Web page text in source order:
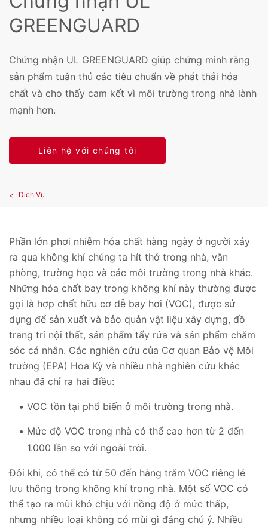
GREENGUARD
Chứng nhận UL GREENGUARD giúp chứng minh rằng
sản phẩm tuân thủ các tiêu chuẩn về phát thải hóa
chất và cho thấy cam kết vì môi trường trong nhà lành
mạnh hơn.
Liên hệ với chúng tôi
Dịch Vụ
Phần lớn phơi nhiễm hóa chất hàng ngày ở người xảy
ra qua không khí chúng ta hít thở trong nhà, văn
phòng, trường học và các môi trường trong nhà khác.
Những hóa chất bay trong không khí này thường được
gọi là hợp chất hữu cơ dễ bay hơi (VOC), được sử
dụng để sản xuất và bảo quản vật liệu xây dựng, đồ
trang trí nội thất, sản phẩm tẩy rửa và sản phẩm chăm
sóc cá nhân. Các nghiên cứu của Cơ quan Bảo vệ Môi
trường (EPA) Hoa Kỳ và nhiều nhà nghiên cứu khác
nhau đã chỉ ra hai điều:
VOC tồn tại phổ biến ở môi trường trong nhà.
Mức độ VOC trong nhà có thể cao hơn từ 2 đến
1.000 lần so với ngoài trời.
Đôi khi, có thể có từ 50 đến hàng trăm VOC riêng lẻ
lưu thông trong không khí trong nhà. Một số VOC có
thể tạo ra mùi khó chịu với nồng độ ở mức thấp,
nhưng nhiều loại không có mùi gì đáng chú ý. Nhiều